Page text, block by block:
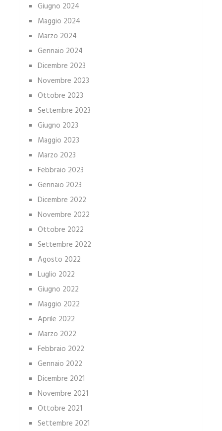
Giugno 2024
Maggio 2024
Marzo 2024
Gennaio 2024
Dicembre 2023
Novembre 2023
Ottobre 2023
Settembre 2023
Giugno 2023
Maggio 2023
Marzo 2023
Febbraio 2023
Gennaio 2023
Dicembre 2022
Novembre 2022
Ottobre 2022
Settembre 2022
Agosto 2022
Luglio 2022
Giugno 2022
Maggio 2022
Aprile 2022
Marzo 2022
Febbraio 2022
Gennaio 2022
Dicembre 2021
Novembre 2021
Ottobre 2021
Settembre 2021